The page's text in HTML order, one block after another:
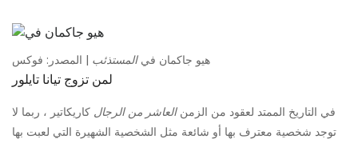
هيو جاكمان فيالمستذئب | المصدر: فوكس
لمن تزوج تيانا تايلور
في التاريخ الممتد لعقود من الزمنالعاشر من الرجال كاريكاتير ، ربما لا
توجد شخصية معترف بها أو شائعة مثل الشخصية الشهيرة التي لعبت بها